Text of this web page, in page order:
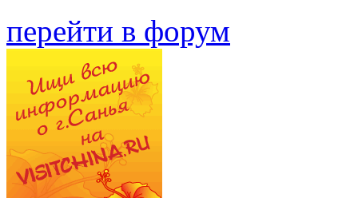
перейти в форум